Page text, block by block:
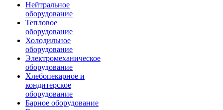
Нейтральное
оборудование
Тепловое
оборудование
Холодильное
оборудование
Электромеханическое
оборудование
Хлебопекарное и
кондитерское
оборудование
Барное оборудование